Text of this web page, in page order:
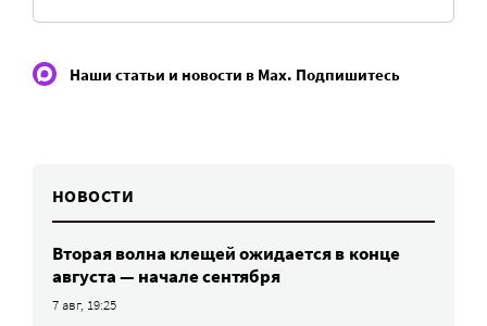
Наши статьи и новости в Max. Подпишитесь
НОВОСТИ
Вторая волна клещей ожидается в конце
августа — начале сентября
7 авг, 19:25